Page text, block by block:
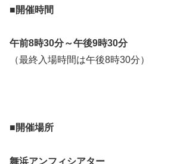
■開催時間
午前8時30分～午後9時30分
（最終入場時間は午後8時30分）
■開催場所
舞浜アンフィシアター